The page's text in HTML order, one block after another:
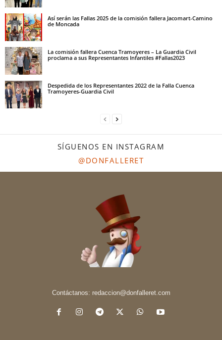
Así serán las Fallas 2025 de la comisión fallera Jacomart-Camino
de Moncada
La comisión fallera Cuenca Tramoyeres – La Guardia Civil
proclama a sus Representantes Infantiles #Fallas2023
Despedida de los Representantes 2022 de la Falla Cuenca
Tramoyeres-Guardia Civil
SÍGUENOS EN INSTAGRAM
@DONFALLERET
Contáctanos: redaccion@donfalleret.com